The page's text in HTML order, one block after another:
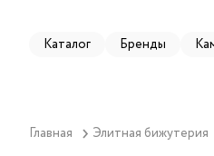
Каталог Бренды
Главная Элитная бижутерия